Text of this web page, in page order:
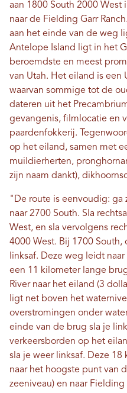
aan 1800 South 2000 West
naar de Fielding Garr
aan het einde van de weg
Antelope Island ligt in het
beroemdste en meest
van Utah. Het eiland is een
waarvan sommige tot de
dateren uit het
gevangenis, filmlocatie en
paardenfokkerij.
op het eiland, samen met
muildierherten,
zijn naam dankt),
"De route is eenvoudig: ga
naar 2700 South. Sla
West, en sla vervolgens
4000 West. Bij 1700 South,
linksaf. Deze weg leidt
een 11 kilometer lange
River naar het eiland (3
ligt net boven het
overstromingen onder
einde van de brug sla je
verkeersborden op het
sla je weer linksaf. Deze
naar het hoogste punt van
zeeniveau) en naar